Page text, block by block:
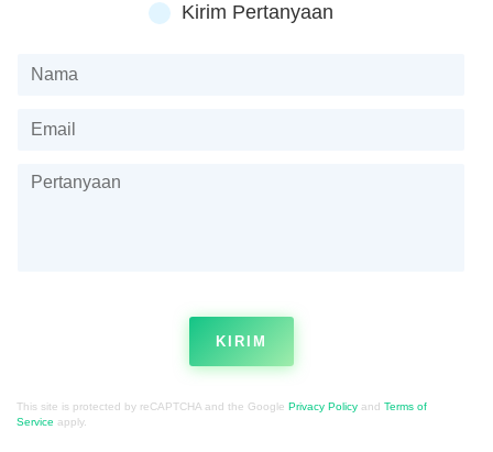
Kirim Pertanyaan
KIRIM
This site is protected by reCAPTCHA and the Google Privacy Policy and Terms of
Service apply.